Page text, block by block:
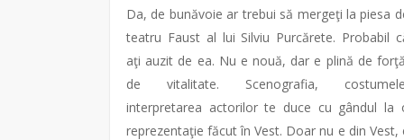
Da, de bunăvoie ar trebui să mergeţi la piesa
teatru Faust al lui Silviu Purcărete. Probabil
aţi auzit de ea. Nu e nouă, dar e plină de
de vitalitate. Scenografia,
interpretarea actorilor te duce cu gândul la
reprezentaţie făcut în Vest. Doar nu e din Vest,